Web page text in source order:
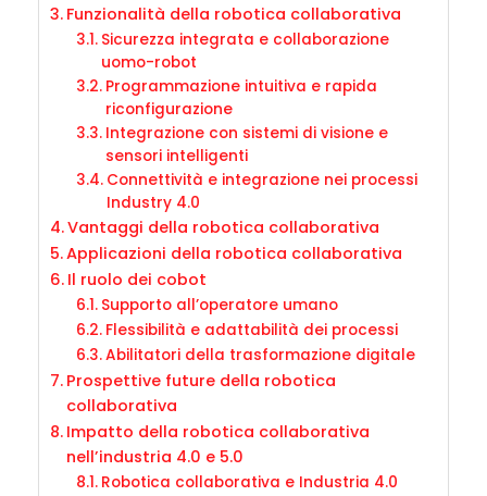
Funzionalità della robotica collaborativa
Sicurezza integrata e collaborazione
uomo-robot
Programmazione intuitiva e rapida
riconfigurazione
Integrazione con sistemi di visione e
sensori intelligenti
Connettività e integrazione nei processi
Industry 4.0
Vantaggi della robotica collaborativa
Applicazioni della robotica collaborativa
Il ruolo dei cobot
Supporto all’operatore umano
Flessibilità e adattabilità dei processi
Abilitatori della trasformazione digitale
Prospettive future della robotica
collaborativa
Impatto della robotica collaborativa
nell’industria 4.0 e 5.0
Robotica collaborativa e Industria 4.0